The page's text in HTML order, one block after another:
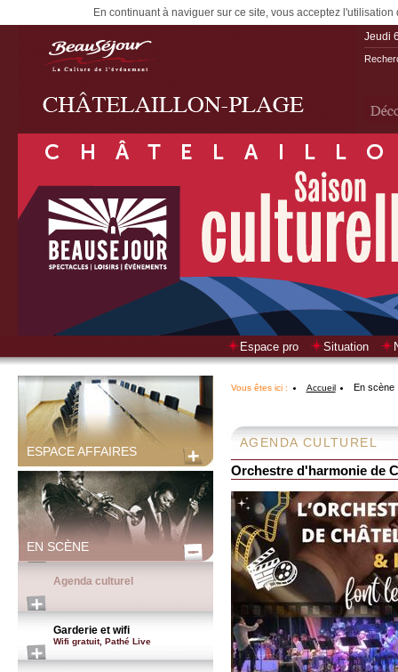
En continuant à naviguer sur ce site, vous acceptez
Jeudi
Espace pro Situation
ESPACE AFFAIRES
EN SCÈNE
Agenda culturel
Garderie et wifi
Wifi gratuit, Pathé Live
Vous êtes ici : Accueil En scène
AGENDA CULTUREL
Orchestre d'harmonie de